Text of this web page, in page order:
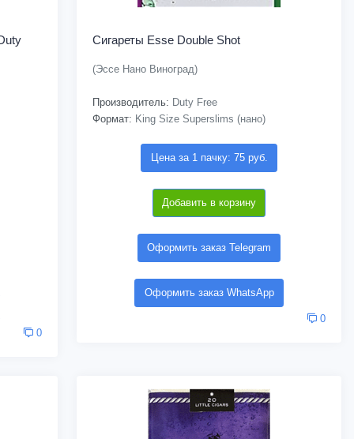
0
Сигареты Esse Double Shot
(Эссе Нано Виноград)
Производитель: Duty Free
Формат: King Size Superslims (нано)
Цена за 1 пачку: 75 руб.
Добавить в корзину
Оформить заказ Telegram
Оформить заказ WhatsApp
0